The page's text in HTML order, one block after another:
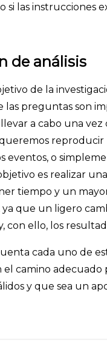
si las instrucciones
de análisis
de la
las preguntas son
a cabo una
eventos, o
es realizar
tiempo y un
que un ligero
con ello, los
cada uno de
el camino
y que sea un